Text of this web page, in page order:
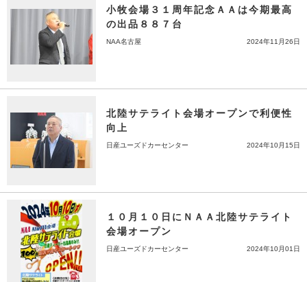
小牧会場３１周年記念ＡＡは今期最高
の出品８８７台
NAA名古屋 2024年11月26日
北陸サテライト会場オープンで利便性
向上
日産ユーズドカーセンター 2024年10月15日
１０月１０日にＮＡＡ北陸サテライト
会場オープン
日産ユーズドカーセンター 2024年10月01日